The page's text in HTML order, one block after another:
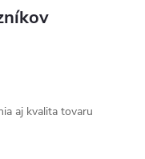
aj kvalita tovaru